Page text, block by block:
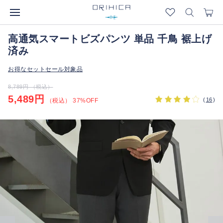
高通気スマートビズパンツ 単品 千鳥 裾上げ
済み
お得なセットセール対象品
8,789円 （税込）
5,489円 （税込） 37%OFF ( 16)